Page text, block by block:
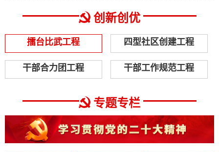
创新创优
擂台比武工程 四型社区创建工程
干部合力团工程 干部工作规范工程
专题专栏